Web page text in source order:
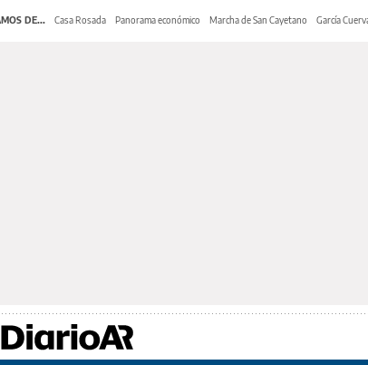
DE... Casa Rosada Panorama económico Marcha de San Cayetano García